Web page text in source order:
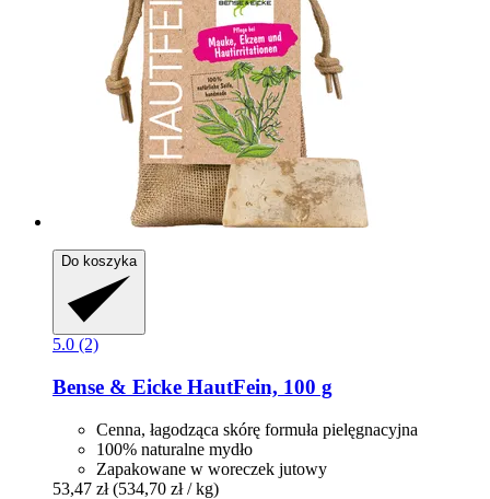
Do koszyka
5.0 (2)
Bense & Eicke HautFein, 100 g
Cenna, łagodząca skórę formuła pielęgnacyjna
100% naturalne mydło
Zapakowane w woreczek jutowy
53,47 zł (534,70 zł / kg)